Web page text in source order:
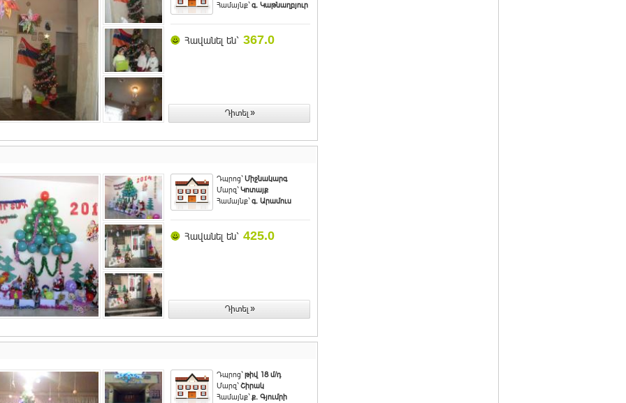
Համայնք`գ. Կաթնաղբյուր
Հավանել են` 367.0
Դպրոց`Միջնակարգ
Մարզ`Կոտայք
Համայնք`գ. Արամուս
Հավանել են` 425.0
Դպրոց`թիվ 18 մ/դ
Մարզ`Շիրակ
Համայնք`ք. Գյումրի